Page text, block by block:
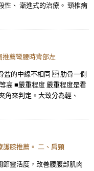
性、 漸進式的治療。 頸椎病
薦彎腰時背部左
的中線不相同  肋骨一側
高 ■嚴重程度 嚴重程度是看
角來判定。大致分為輕、
護膝推薦。 二、肩頸
靈活度，改善腰腹部肌肉